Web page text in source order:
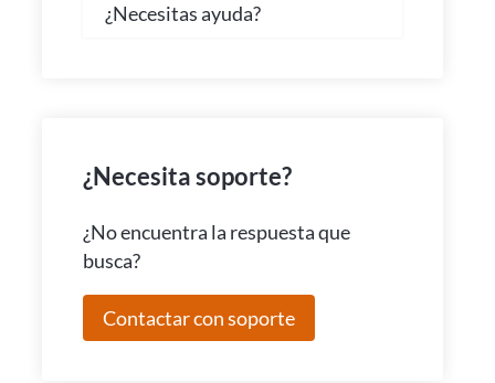
¿Necesitas ayuda?
¿Necesita soporte?
¿No encuentra la respuesta que
busca?
Contactar con soporte